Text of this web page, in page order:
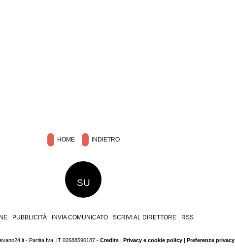
HOME INDIETRO
SU
PUBBLICITÀ INVIA COMUNICATO SCRIVI AL DIRETTORE RSS
- Partita Iva: IT 02688590187 - Credits | Privacy e cookie policy | Preferenze privacy